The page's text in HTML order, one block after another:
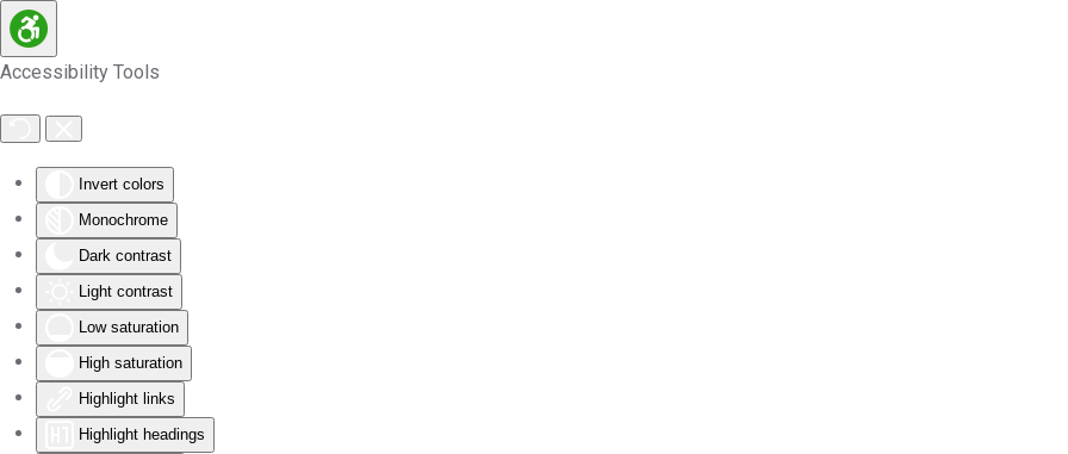
Accessibility Tools
Invert colors
Monochrome
Dark contrast
Light contrast
Low saturation
High saturation
Highlight links
Highlight headings
Skip to main content